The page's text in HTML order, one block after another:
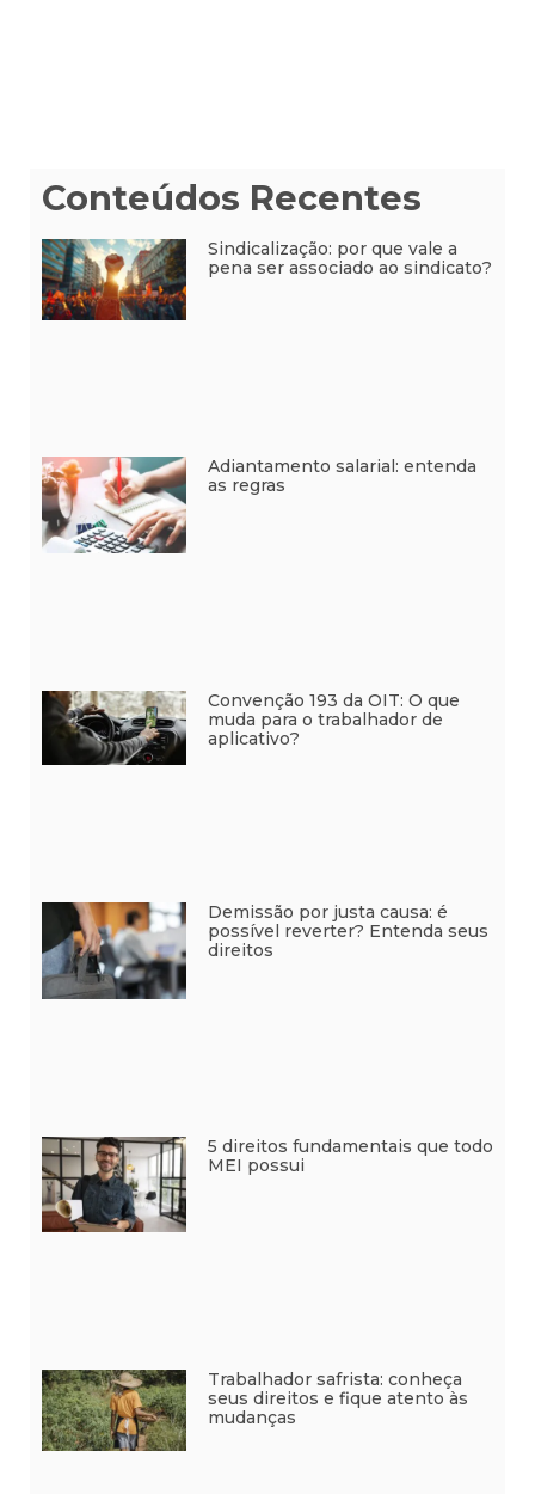
Conteúdos Recentes
Sindicalização: por que vale a
pena ser associado ao sindicato?
Adiantamento salarial: entenda
as regras
Convenção 193 da OIT: O que
muda para o trabalhador de
aplicativo?
Demissão por justa causa: é
possível reverter? Entenda seus
direitos
5 direitos fundamentais que todo
MEI possui
Trabalhador safrista: conheça
seus direitos e fique atento às
mudanças